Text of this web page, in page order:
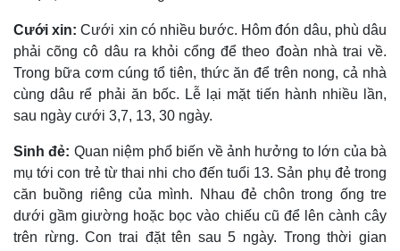
Cưới xin:Cưới xin có nhiều bước. Hôm đón dâu, phù dâu
phải cõng cô dâu ra khỏi cổng để theo đoàn nhà trai về.
Trong bữa cơm cúng tổ tiên, thức ăn để trên nong, cả nhà
cùng dâu rể phải ăn bốc. Lễ lại mặt tiến hành nhiều lần,
sau ngày cưới 3,7, 13, 30 ngày.
Sinh đẻ: Quan niệm phổ biến về ảnh hưởng to lớn của bà
mụ tới con trẻ từ thai nhi cho đến tuổi 13. Sản phụ đẻ trong
căn buồng riêng của mình. Nhau đẻ chôn trong ống tre
dưới gầm giường hoặc bọc vào chiếu cũ để lên cành cây
trên rừng. Con trai đặt tên sau 5 ngày. Trong thời gian